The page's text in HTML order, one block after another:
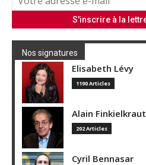
Nos signatures
Elisabeth Lévy
1190 Articles
Alain Finkielkraut
202 Articles
Cyril Bennasar